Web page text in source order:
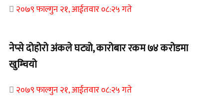
२०७९ फाल्गुन २१, आईतवार ०८:२५ गते
नेप्से दोहोरो अंकले घट्यो, कारोबार रकम ७४ करोडमा
खुम्चियो
२०७९ फाल्गुन २१, आईतवार ०८:२५ गते